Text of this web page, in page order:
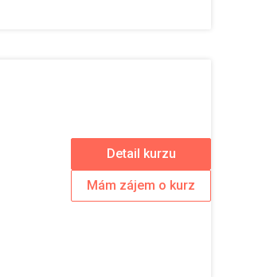
Detail kurzu
Mám zájem o kurz